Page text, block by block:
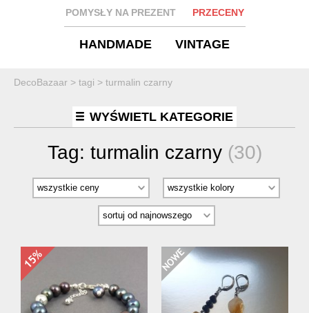
POMYSŁY NA PREZENT PRZECENY
HANDMADE VINTAGE
DecoBazaar > tagi > turmalin czarny
WYŚWIETL KATEGORIE
Tag: turmalin czarny (30)